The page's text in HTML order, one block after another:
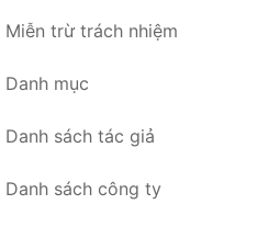
Miễn trừ trách nhiệm
Danh mục
Danh sách tác giả
Danh sách công ty